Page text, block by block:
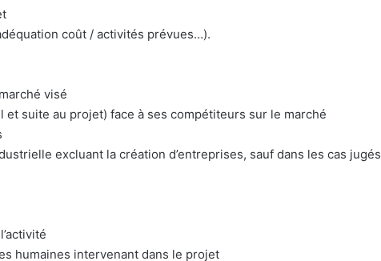
coût / activités prévues…).
visé
et suite au projet) face à ses compétiteurs sur le marché
excluant la création d’entreprises, sauf dans les cas jugés
humaines intervenant dans le projet